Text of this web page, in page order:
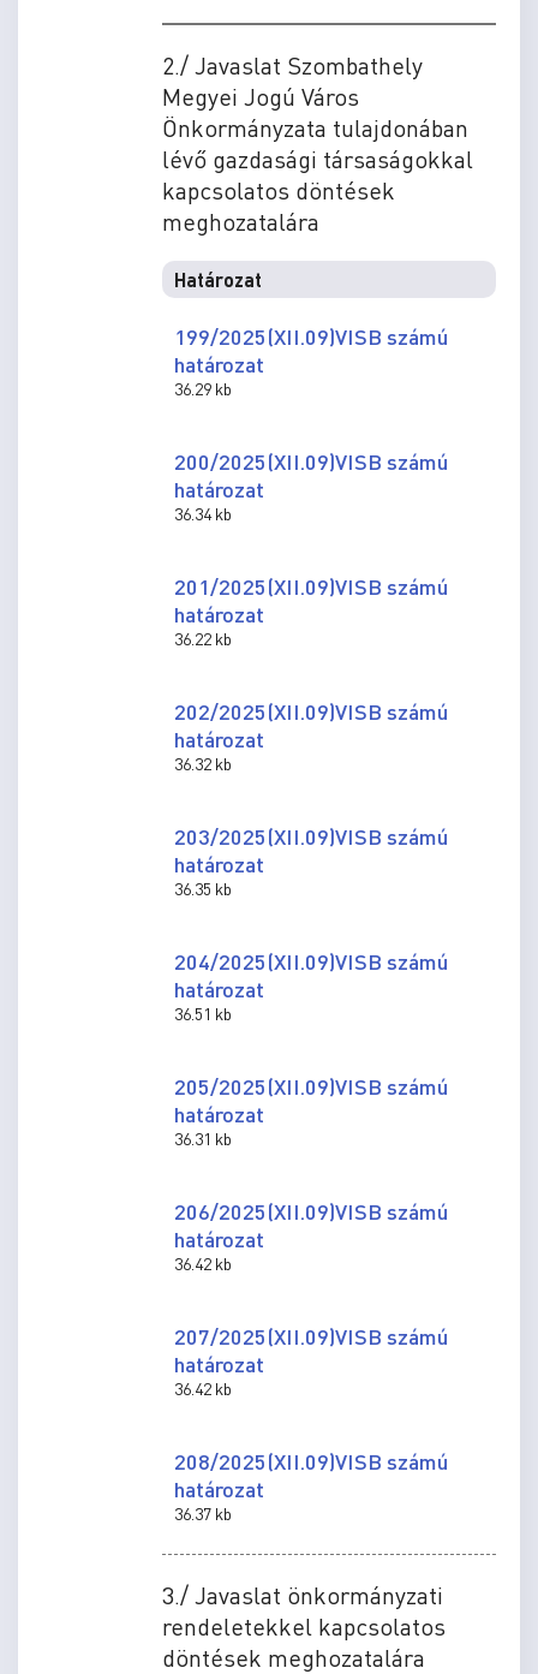
2./ Javaslat Szombathely
Megyei Jogú Város
Önkormányzata tulajdonában
lévő gazdasági társaságokkal
kapcsolatos döntések
meghozatalára
Határozat
199/2025(XII.09)VISB számú
határozat
36.29 kb
200/2025(XII.09)VISB számú
határozat
36.34 kb
201/2025(XII.09)VISB számú
határozat
36.22 kb
202/2025(XII.09)VISB számú
határozat
36.32 kb
203/2025(XII.09)VISB számú
határozat
36.35 kb
204/2025(XII.09)VISB számú
határozat
36.51 kb
205/2025(XII.09)VISB számú
határozat
36.31 kb
206/2025(XII.09)VISB számú
határozat
36.42 kb
207/2025(XII.09)VISB számú
határozat
36.42 kb
208/2025(XII.09)VISB számú
határozat
36.37 kb
3./ Javaslat önkormányzati
rendeletekkel kapcsolatos
döntések meghozatalára